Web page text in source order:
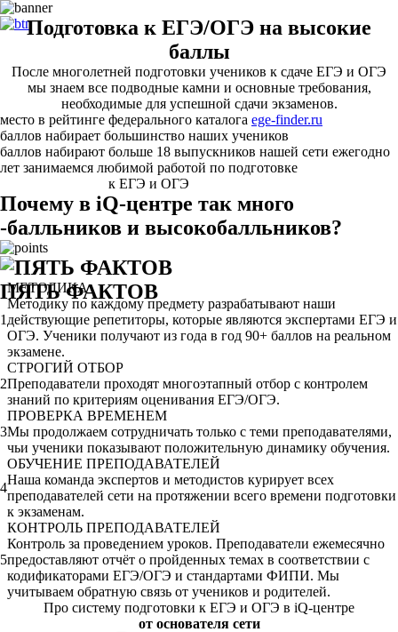
Подготовка к ЕГЭ/ОГЭ на высокие
баллы
После многолетней подготовки учеников к сдаче ЕГЭ и ОГЭ
мы знаем все подводные камни и основные требования,
необходимые для успешной сдачи экзаменов.
место в рейтинге федерального каталога ege-finder.ru
баллов набирает большинство наших учеников
баллов набирают больше 18 выпускников нашей сети ежегодно
лет занимаемся любимой работой по подготовке
к ЕГЭ и ОГЭ
Почему в iQ-центре так много
-балльников и высокобалльников?
ПЯТЬ ФАКТОВ
1
МЕТОДИКА
Методику по каждому предмету разрабатывают наши
действующие репетиторы, которые являются экспертами ЕГЭ и
ОГЭ. Ученики получают из года в год 90+ баллов на реальном
экзамене.
2
СТРОГИЙ ОТБОР
Преподаватели проходят многоэтапный отбор с контролем
знаний по критериям оценивания ЕГЭ/ОГЭ.
3
ПРОВЕРКА ВРЕМЕНЕМ
Мы продолжаем сотрудничать только с теми преподавателями,
чьи ученики показывают положительную динамику обучения.
4
ОБУЧЕНИЕ ПРЕПОДАВАТЕЛЕЙ
Наша команда экспертов и методистов курирует всех
преподавателей сети на протяжении всего времени подготовки
к экзаменам.
5
КОНТРОЛЬ ПРЕПОДАВАТЕЛЕЙ
Контроль за проведением уроков. Преподаватели ежемесячно
предоставляют отчёт о пройденных темах в соответствии с
кодификаторами ЕГЭ/ОГЭ и стандартами ФИПИ. Мы
учитываем обратную связь от учеников и родителей.
Про систему подготовки к ЕГЭ и ОГЭ в iQ-центре
от основателя сети